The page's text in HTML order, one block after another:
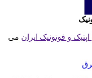
و فوتونیک ایران می